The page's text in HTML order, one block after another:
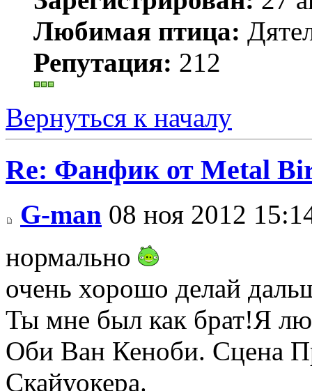
Любимая птица:
Репутация: 212
Вернуться к началу
Re: Фанфик от Metal
G-man 08 ноя 2012
нормально
очень хорошо делай
Ты мне был как брат!Я
Оби Ван Кеноби. Сцена
Скайуокера.